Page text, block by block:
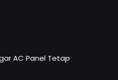
AC Panel Tetap